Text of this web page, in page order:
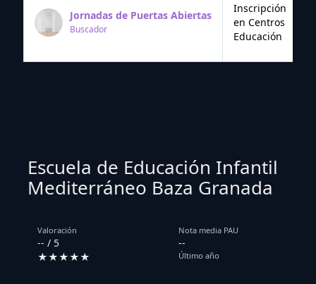
Jornadas de Puertas Abiertas
Buscador
Inscripción
en Centros
Educación
Escuela de Educación Infantil
Mediterráneo Baza Granada
Valoración
-- / 5
★★★★★
Nota media PAU
--
Último año